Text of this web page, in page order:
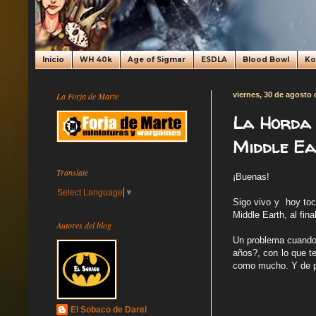
Inicio WH 40k Age of Sigmar ESDLA Blood Bowl
viernes, 30 de agosto
La
Middle
¡Buenas!
Sigo vivo y hoy
Middle Earth, al
Un problema
años?, con lo que
como mucho. Y de
La Forja de Marte
Translate
Select Language ▼
Autores del blog
El Sobaco de Darel